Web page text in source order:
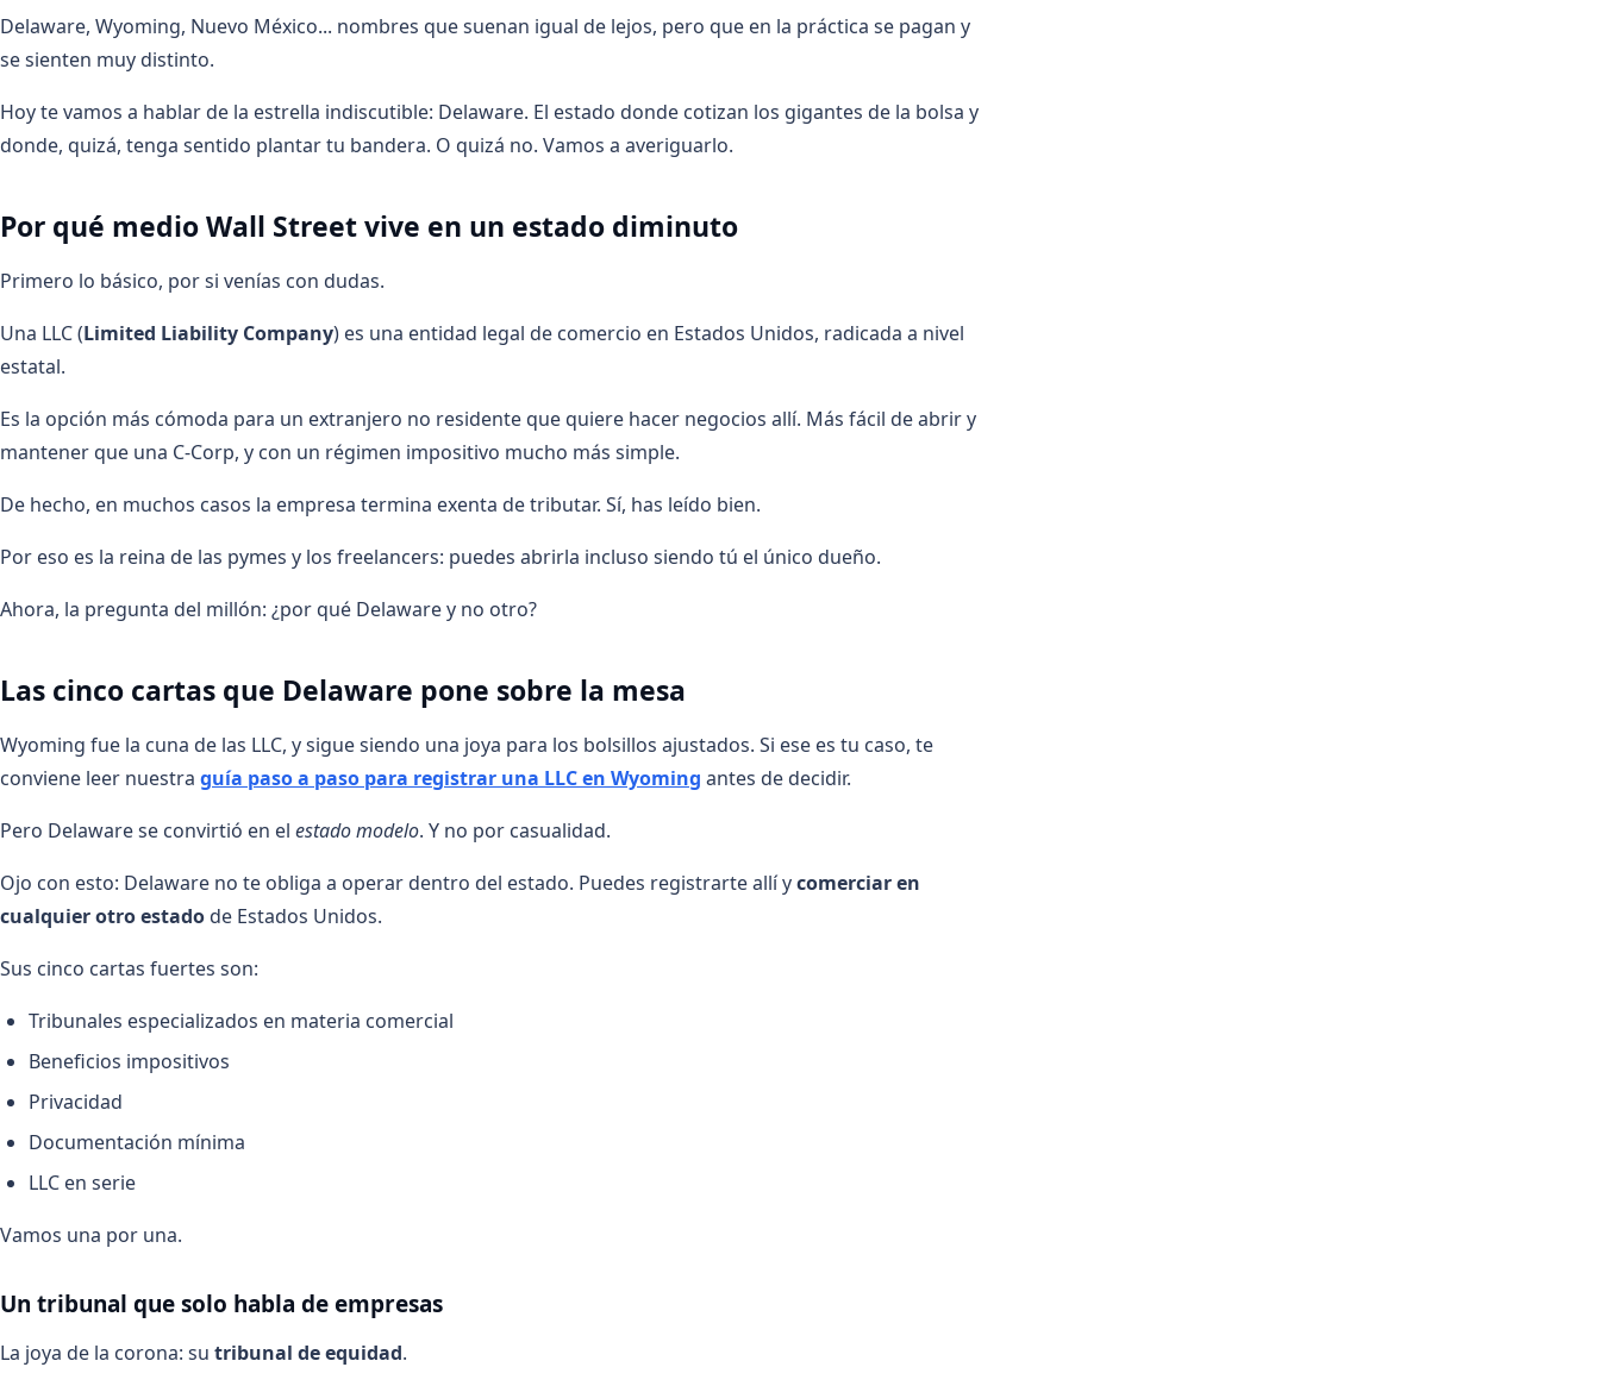
Delaware, Wyoming, Nuevo México... nombres que suenan igual de lejos, pero que en la práctica se pagan y
se sienten muy distinto.
Hoy te vamos a hablar de la estrella indiscutible: Delaware. El estado donde cotizan los gigantes de la bolsa y
donde, quizá, tenga sentido plantar tu bandera. O quizá no. Vamos a averiguarlo.
Por qué medio Wall Street vive en un estado diminuto
Primero lo básico, por si venías con dudas.
Una LLC (Limited Liability Company) es una entidad legal de comercio en Estados Unidos, radicada a nivel
estatal.
Es la opción más cómoda para un extranjero no residente que quiere hacer negocios allí. Más fácil de abrir y
mantener que una C-Corp, y con un régimen impositivo mucho más simple.
De hecho, en muchos casos la empresa termina exenta de tributar. Sí, has leído bien.
Por eso es la reina de las pymes y los freelancers: puedes abrirla incluso siendo tú el único dueño.
Ahora, la pregunta del millón: ¿por qué Delaware y no otro?
Las cinco cartas que Delaware pone sobre la mesa
Wyoming fue la cuna de las LLC, y sigue siendo una joya para los bolsillos ajustados. Si ese es tu caso, te
conviene leer nuestra guía paso a paso para registrar una LLC en Wyoming antes de decidir.
Pero Delaware se convirtió en el estado modelo. Y no por casualidad.
Ojo con esto: Delaware no te obliga a operar dentro del estado. Puedes registrarte allí ycomerciar en
cualquier otro estadode Estados Unidos.
Sus cinco cartas fuertes son:
Tribunales especializados en materia comercial
Beneficios impositivos
Privacidad
Documentación mínima
LLC en serie
Vamos una por una.
Un tribunal que solo habla de empresas
La joya de la corona: su tribunal de equidad.